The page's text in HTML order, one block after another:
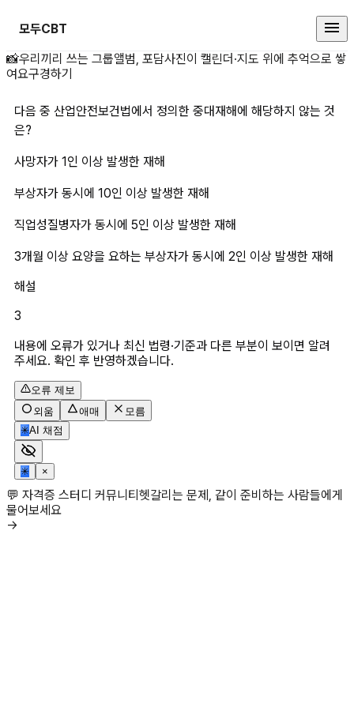
모두CBT
다음 중 산업안전보건법에서 정의
📸우리끼리 쓰는 그룹앨범, 포담사진이 캘린더·지도 위에 추억으로 쌓
여요구경하기
다음 중 산업안전보건법에서 정의한 중대재해에 해당하지 않는 것
은?
사망자가 1인 이상 발생한 재해
부상자가 동시에 10인 이상 발생한 재해
직업성질병자가 동시에 5인 이상 발생한 재해
3개월 이상 요양을 요하는 부상자가 동시에 2인 이상 발생한 재해
해설
3
내용에 오류가 있거나 최신 법령·기준과 다른 부분이 보이면 알려
주세요. 확인 후 반영하겠습니다.
오류 제보
외움
애매
모름
✳AI 채점
✳ ×
💬 자격증 스터디 커뮤니티헷갈리는 문제, 같이 준비하는 사람들에게
물어보세요
→